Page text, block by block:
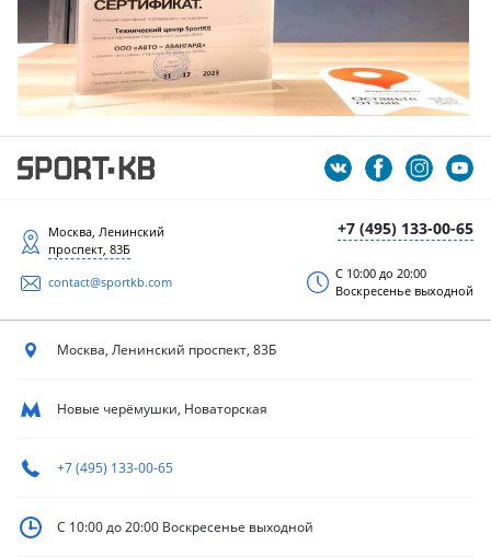
+7 (495) 133-00-65
Москва, Ленинский
проспект, 83Б
contact@sportkb.com
С 10:00 до 20:00
Воскресенье выходной
Москва, Ленинский проспект, 83Б
Новые черёмушки, Новаторская
+7 (495) 133-00-65
С 10:00 до 20:00 Воскресенье выходной